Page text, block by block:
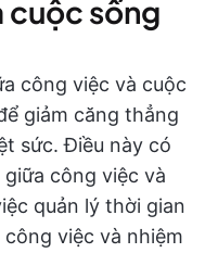
cuộc sống
công việc và cuộc
giảm căng thẳng
sức. Điều này có
công việc và
quản lý thời gian
việc và nhiệm